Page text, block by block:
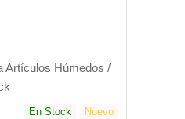
Artículos Húmedos /
En Stock Nuevo